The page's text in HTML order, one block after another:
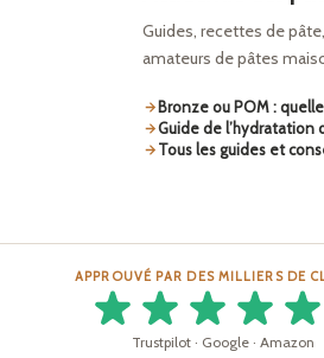
Guides, recettes de
amateurs de pâtes
Bronze ou POM :
Guide de l’hydratation
Tous les guides et
APPROUVÉ PAR DES MILLIERS DE
Trustpilot · Google · Amazon